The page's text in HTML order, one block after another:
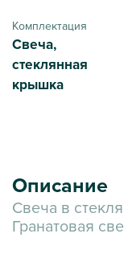
Комплектация
Свеча,
стеклянная
крышка
Описание
Свеча в
Гранатовая